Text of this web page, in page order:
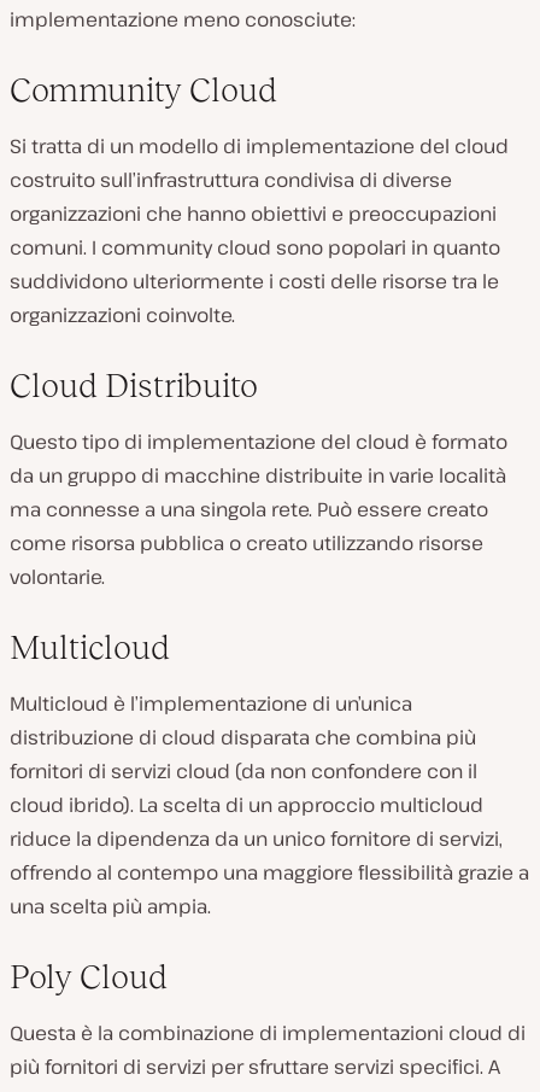
implementazione meno conosciute:
Community Cloud
Si tratta di un modello di implementazione del cloud
costruito sull’infrastruttura condivisa di diverse
organizzazioni che hanno obiettivi e preoccupazioni
comuni. I community cloud sono popolari in quanto
suddividono ulteriormente i costi delle risorse tra le
organizzazioni coinvolte.
Cloud Distribuito
Questo tipo di implementazione del cloud è formato
da un gruppo di macchine distribuite in varie località
ma connesse a una singola rete. Può essere creato
come risorsa pubblica o creato utilizzando risorse
volontarie.
Multicloud
Multicloud è l’implementazione di un’unica
distribuzione di cloud disparata che combina più
fornitori di servizi cloud (da non confondere con il
cloud ibrido). La scelta di un approccio multicloud
riduce la dipendenza da un unico fornitore di servizi,
offrendo al contempo una maggiore flessibilità grazie a
una scelta più ampia.
Poly Cloud
Questa è la combinazione di implementazioni cloud di
più fornitori di servizi per sfruttare servizi specifici. A